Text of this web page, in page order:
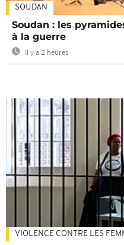
SOUDAN
Soudan : les
à la guerre
Il y a 2 heures
VIOLENCE CONTRE LES